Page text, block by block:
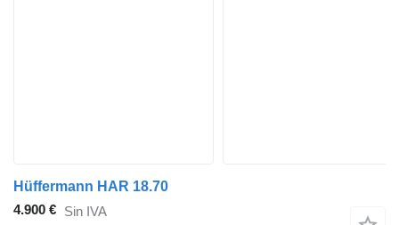
Hüffermann HAR 18.70
4.900 € Sin IVA